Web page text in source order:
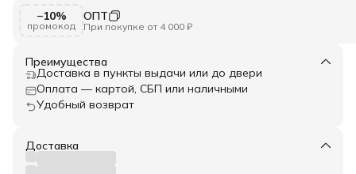
−10%
промокод
ОПТ
При покупке от 4 000 ₽
Преимущества
Доставка в пункты выдачи или до двери
Оплата — картой, СБП или наличными
Удобный возврат
Доставка